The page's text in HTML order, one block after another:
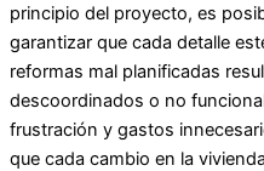
principio del proyecto, es
garantizar que cada detalle
reformas mal planificadas
descoordinados o no
frustración y gastos
que cada cambio en la